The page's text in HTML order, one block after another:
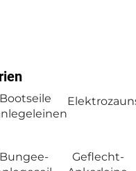
Bootseile
Bungee-
Geflecht-